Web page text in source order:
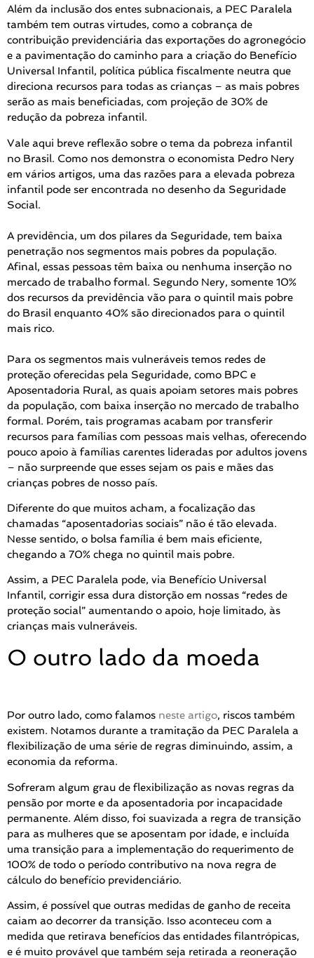
Além da inclusão dos entes subnacionais, a PEC Paralela
também tem outras virtudes, como a cobrança de
contribuição previdenciária das exportações do agronegócio
e a pavimentação do caminho para a criação do Benefício
Universal Infantil, política pública fiscalmente neutra que
direciona recursos para todas as crianças – as mais pobres
serão as mais beneficiadas, com projeção de 30% de
redução da pobreza infantil.
Vale aqui breve reflexão sobre o tema da pobreza infantil
no Brasil. Como nos demonstra o economista Pedro Nery
em vários artigos, uma das razões para a elevada pobreza
infantil pode ser encontrada no desenho da Seguridade
Social.
A previdência, um dos pilares da Seguridade, tem baixa
penetração nos segmentos mais pobres da população.
Afinal, essas pessoas têm baixa ou nenhuma inserção no
mercado de trabalho formal. Segundo Nery, somente 10%
dos recursos da previdência vão para o quintil mais pobre
do Brasil enquanto 40% são direcionados para o quintil
mais rico.
Para os segmentos mais vulneráveis temos redes de
proteção oferecidas pela Seguridade, como BPC e
Aposentadoria Rural, as quais apoiam setores mais pobres
da população, com baixa inserção no mercado de trabalho
formal. Porém, tais programas acabam por transferir
recursos para famílias com pessoas mais velhas, oferecendo
pouco apoio à famílias carentes lideradas por adultos jovens
– não surpreende que esses sejam os pais e mães das
crianças pobres de nosso país.
Diferente do que muitos acham, a focalização das
chamadas “aposentadorias sociais” não é tão elevada.
Nesse sentido, o bolsa família é bem mais eficiente,
chegando a 70% chega no quintil mais pobre.
Assim, a PEC Paralela pode, via Benefício Universal
Infantil, corrigir essa dura distorção em nossas “redes de
proteção social” aumentando o apoio, hoje limitado, às
crianças mais vulneráveis.
O outro lado da moeda
Por outro lado, como falamos neste artigo, riscos também
existem. Notamos durante a tramitação da PEC Paralela a
flexibilização de uma série de regras diminuindo, assim, a
economia da reforma.
Sofreram algum grau de flexibilização as novas regras da
pensão por morte e da aposentadoria por incapacidade
permanente. Além disso, foi suavizada a regra de transição
para as mulheres que se aposentam por idade, e incluída
uma transição para a implementação do requerimento de
100% de todo o período contributivo na nova regra de
cálculo do benefício previdenciário.
Assim, é possível que outras medidas de ganho de receita
caiam ao decorrer da transição. Isso aconteceu com a
medida que retirava benefícios das entidades filantrópicas,
e é muito provável que também seja retirada a reoneração